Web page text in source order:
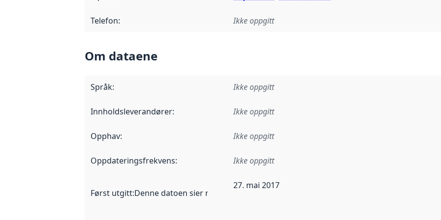
Telefon: Ikke oppgitt
Om dataene
Språk: Ikke oppgitt
Innholdsleverandører: Ikke oppgitt
Opphav: Ikke oppgitt
Oppdateringsfrekvens: Ikke oppgitt
Først utgitt:Denne datoen sier når dataene i dette datasettet første gang ble utgitt. Det kan
27. mai 2017